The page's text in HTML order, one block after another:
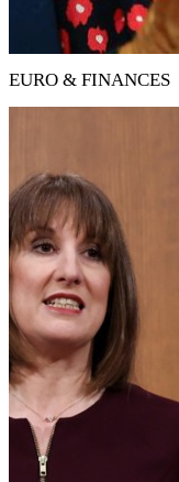
EURO & FINANCES